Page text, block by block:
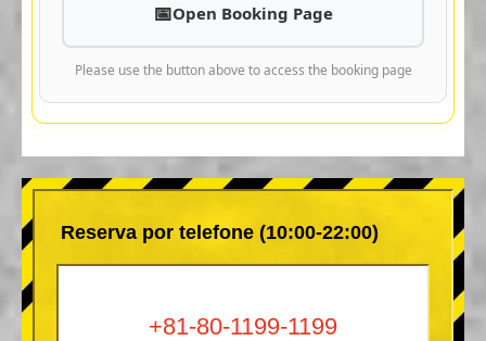
Open Booking Page
Please use the button above to access the booking page
Reserva por telefone (10:00-22:00)
+81-80-1199-1199